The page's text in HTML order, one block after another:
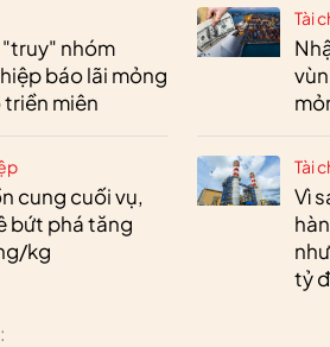
"truy" nhóm
báo lãi mỏng
miên
cung cuối vụ,
bứt phá tăng
kg
Tài
Tài
Vì
tỷ